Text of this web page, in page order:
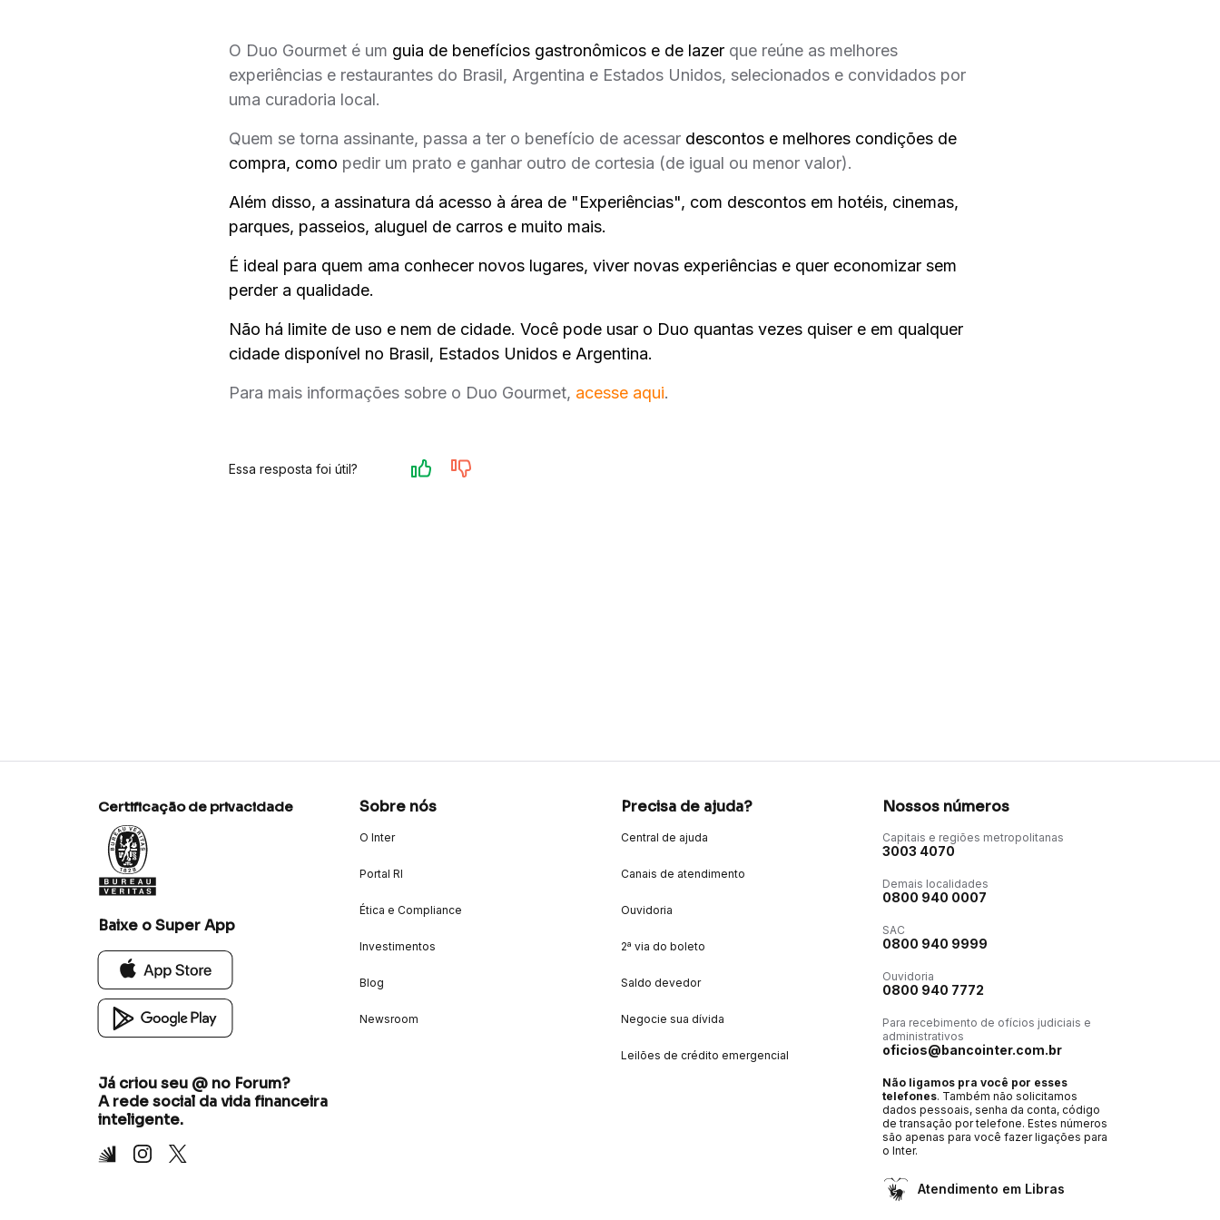
O Duo Gourmet é um guia de benefícios gastronômicos e de lazer que reúne as melhores
experiências e restaurantes do Brasil, Argentina e Estados Unidos, selecionados e convidados por
uma curadoria local.
Quem se torna assinante, passa a ter o benefício de acessar descontos e melhores condições de
compra, como pedir um prato e ganhar outro de cortesia (de igual ou menor valor).
Além disso, a assinatura dá acesso à área de "Experiências", com descontos em hotéis, cinemas,
parques, passeios, aluguel de carros e muito mais.
É ideal para quem ama conhecer novos lugares, viver novas experiências e quer economizar sem
perder a qualidade.
Não há limite de uso e nem de cidade. Você pode usar o Duo quantas vezes quiser e em qualquer
cidade disponível no Brasil, Estados Unidos e Argentina.
Para mais informações sobre o Duo Gourmet, acesse aqui.
Essa resposta foi útil?
Certificação de privacidade
Baixe o Super App
Já criou seu @ no Forum?
A rede social da vida financeira
inteligente.
Inter Instagram
X
Sobre nós
O Inter
Portal RI
Ética e Compliance
Investimentos
Blog
Newsroom
Precisa de ajuda?
Central de ajuda
Canais de atendimento
Ouvidoria
2ª via do boleto
Saldo devedor
Negocie sua dívida
Leilões de crédito emergencial
Nossos números
Capitais e regiões metropolitanas
3003 4070
Demais localidades
0800 940 0007
SAC
0800 940 9999
Ouvidoria
0800 940 7772
Para recebimento de ofícios judiciais e
administrativos
oficios@bancointer.com.br
Não ligamos pra você por esses
telefones. Também não solicitamos
dados pessoais, senha da conta, código
de transação por telefone. Estes números
são apenas para você fazer ligações para
o Inter.
Atendimento em Libras